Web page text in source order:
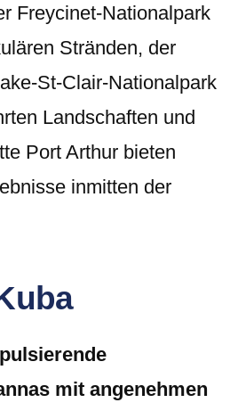
Freycinet-Nationalpark
Stränden, der
St-Clair-Nationalpark
Landschaften und
Port Arthur bieten
inmitten der
mit angenehmen